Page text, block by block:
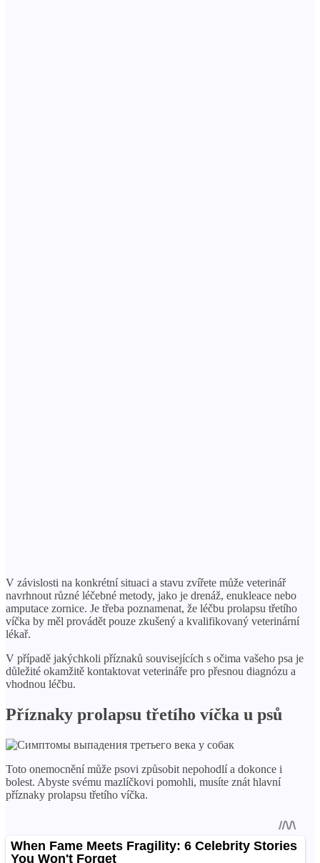
V závislosti na konkrétní situaci a stavu zvířete může veterinář
navrhnout různé léčebné metody, jako je drenáž, enukleace nebo
amputace zornice. Je třeba poznamenat, že léčbu prolapsu třetího
víčka by měl provádět pouze zkušený a kvalifikovaný veterinární
lékař.
V případě jakýchkoli příznaků souvisejících s očima vašeho psa je
důležité okamžitě kontaktovat veterináře pro přesnou diagnózu a
vhodnou léčbu.
Příznaky prolapsu třetího víčka u psů
Toto onemocnění může psovi způsobit nepohodlí a dokonce i
bolest. Abyste svému mazlíčkovi pomohli, musíte znát hlavní
příznaky prolapsu třetího víčka.